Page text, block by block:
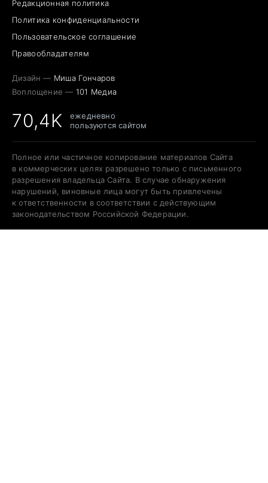
Редакционная политика
Политика конфиденциальности
Пользовательское соглашение
Правообладателям
Дизайн — Миша Гончаров
Воплощение — 101 Медиа
70,4K
ежедневно
пользуются сайтом
Полное или частичное копирование материалов Сайта
в коммерческих целях разрешено только с письменного
разрешения владельца Сайта. В случае обнаружения
нарушений, виновные лица могут быть привлечены
к ответственности в соответствии с действующим
законодательством Российской Федерации.